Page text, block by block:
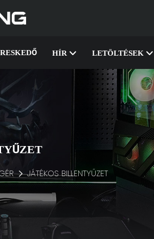
HÍR LETÖLTÉSEK
JÁTÉKOS BILLENTYŰZET